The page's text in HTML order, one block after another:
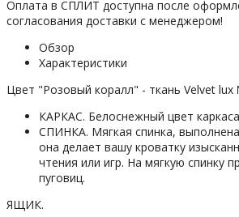
Оплата в СПЛИТ доступна после
согласования доставки с менеджером!
Обзор
Характеристики
Цвет "Розовый коралл" - ткань Velvet
КАРКАС. Белоснежный цвет
СПИНКА. Мягкая спинка,
она делает вашу кроватку
чтения или игр. На мягкую спинку
пуговиц.
ЯЩИК.